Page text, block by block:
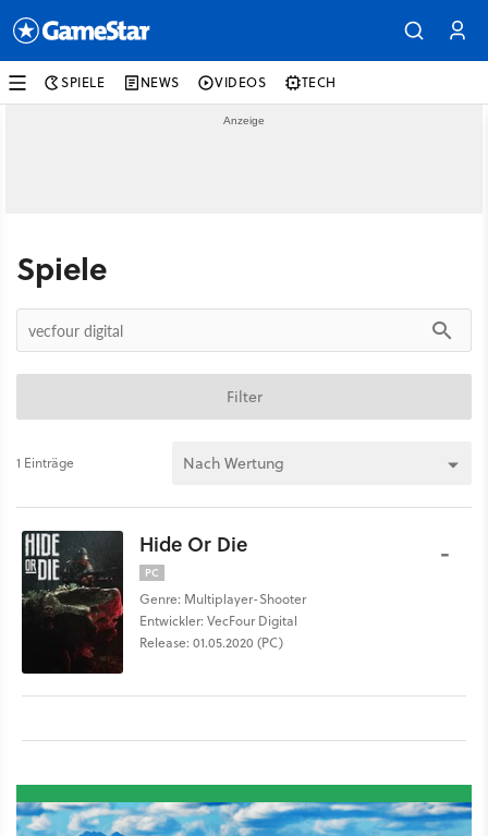
SPIELE NEWS VIDEOS TECH
Spiele
Filter
1 Einträge
Hide Or Die
PC
Genre: Multiplayer-Shooter
Entwickler: VecFour Digital
Release: 01.05.2020 (PC)
-